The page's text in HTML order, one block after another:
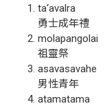
ta‘avalra
勇士成年禮
molapangolai
祖靈祭
asavasavahe
男性青年
atamatama